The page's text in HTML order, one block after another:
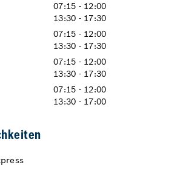
07:15 - 12:00
13:30 - 17:30
07:15 - 12:00
13:30 - 17:30
07:15 - 12:00
13:30 - 17:30
07:15 - 12:00
13:30 - 17:00